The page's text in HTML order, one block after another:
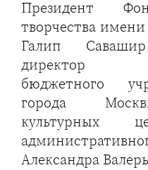
Президент
творчества
Галип
директор
бюджетного
города
культурных
Александра